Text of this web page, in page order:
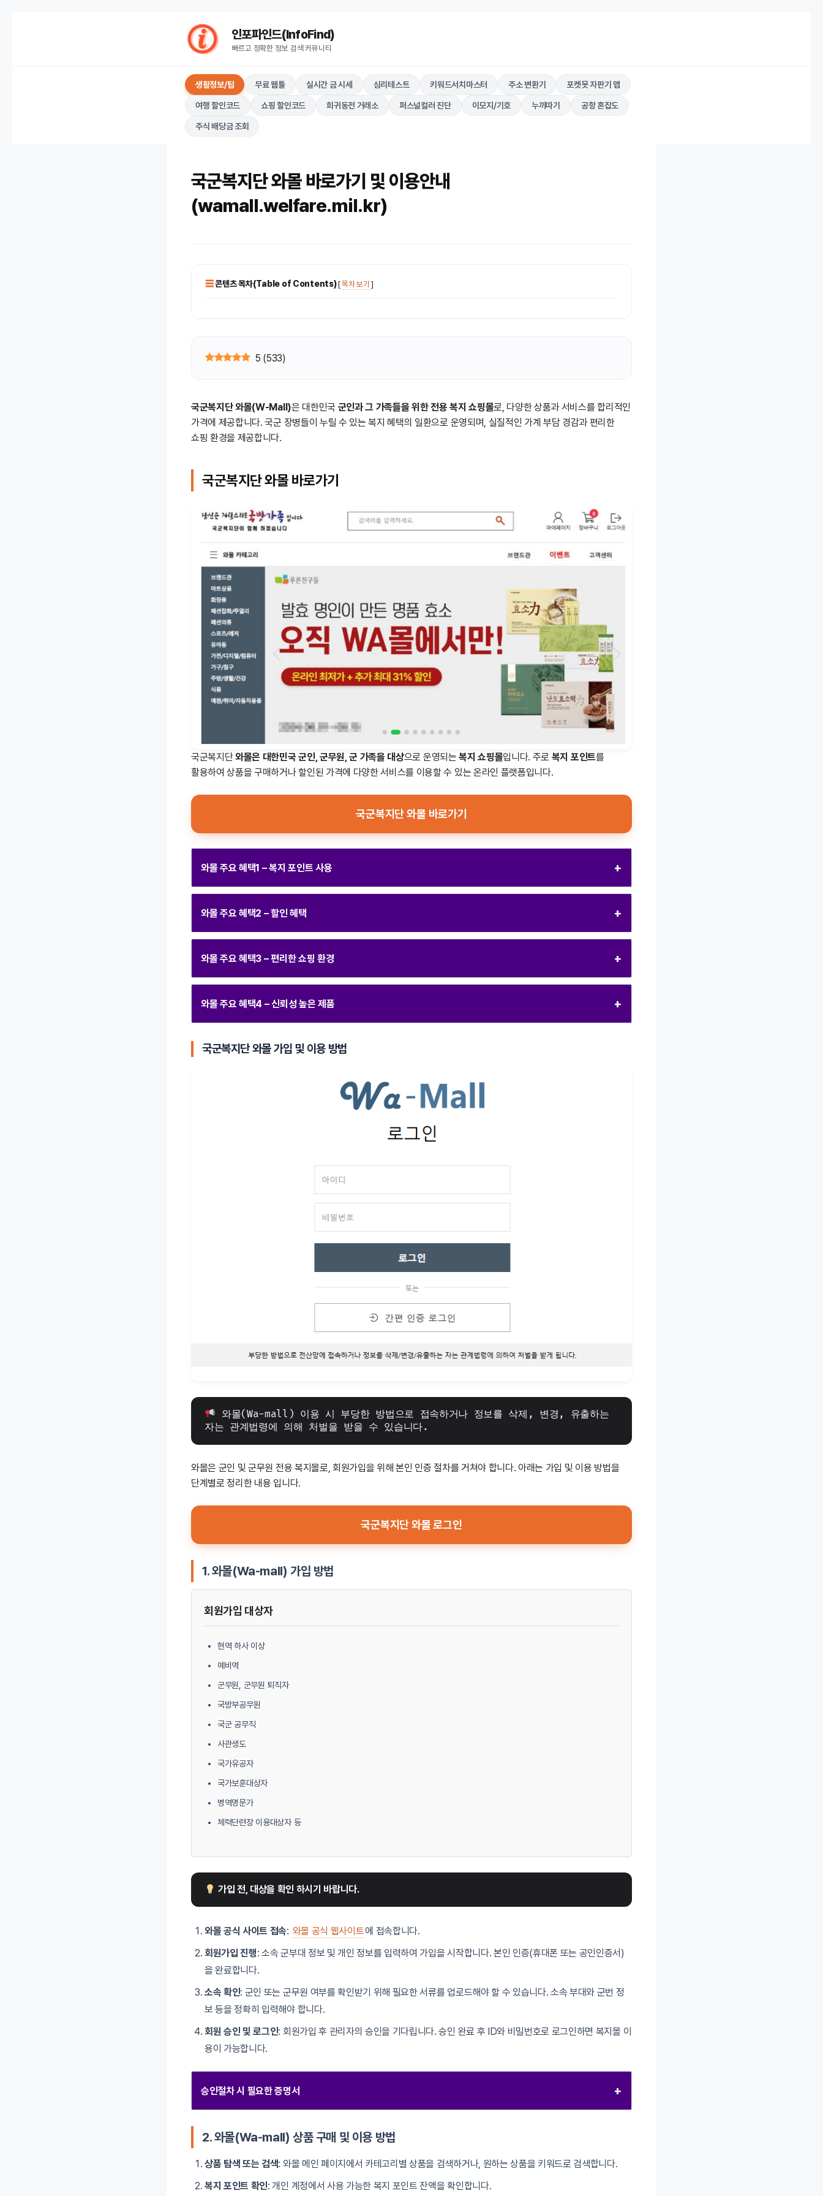
인포파인드(InfoFind)​​​​
빠르고 정확한 정보 검색 커뮤니티
생활정보/팁 무료 웹툴 실시간 금 시세 심리테스트 키워드서치마스터 주소 변환기 포켓못 자판기 맵
여행 할인코드 쇼핑 할인코드 희귀동전 거래소 퍼스널컬러 진단 이모지/기호 누끼따기 공항 혼잡도
주식 배당금 조회
국군복지단 와몰 바로가기 및 이용안내
(wamall.welfare.mil.kr)
콘텐츠 목차(Table of Contents)[목차 보기 ]
5 (533)
국군복지단 와몰(W-Mall)은 대한민국 군인과 그 가족들을 위한 전용 복지 쇼핑몰로, 다양한 상품과 서비스를 합리적인
가격에 제공합니다. 국군 장병들이 누릴 수 있는 복지 혜택의 일환으로 운영되며, 실질적인 가계 부담 경감과 편리한
쇼핑 환경을 제공합니다.
국군복지단 와몰 바로가기
국군복지단와몰은 대한민국 군인, 군무원, 군 가족을 대상으로 운영되는복지 쇼핑몰입니다. 주로 복지 포인트를
활용하여 상품을 구매하거나 할인된 가격에 다양한 서비스를 이용할 수 있는 온라인 플랫폼입니다.
국군복지단 와몰 바로가기
와몰 주요 혜택1 – 복지 포인트 사용 +
와몰 주요 혜택2 – 할인 혜택 +
와몰 주요 혜택3 – 편리한 쇼핑 환경 +
와몰 주요 혜택4 – 신뢰성 높은 제품 +
국군복지단 와몰 가입 및 이용 방법
와몰(Wa-mall) 이용 시 부당한 방법으로 접속하거나 정보를 삭제, 변경, 유출하는
자는 관계법령에 의해 처벌을 받을 수 있습니다.
와몰은 군인 및 군무원 전용 복지몰로, 회원가입을 위해 본인 인증 절차를 거쳐야 합니다. 아래는 가입 및 이용 방법을
단계별로 정리한 내용 입니다.
국군복지단 와몰 로그인
1. 와몰(Wa-mall) 가입 방법
회원가입 대상자
현역 하사 이상
예비역
군무원, 군무원 퇴직자
국방부공무원
국군 공무직
사관생도
국가유공자
국가보훈대상자
병역명문가
체력단련장 이용대상자 등
가입 전, 대상을 확인 하시기 바랍니다.
와몰 공식 사이트 접속: 와몰 공식 웹사이트에 접속합니다.
회원가입 진행: 소속 군부대 정보 및 개인 정보를 입력하여 가입을 시작합니다. 본인 인증(휴대폰 또는 공인인증서)
을 완료합니다.
소속 확인: 군인 또는 군무원 여부를 확인받기 위해 필요한 서류를 업로드해야 할 수 있습니다. 소속 부대와 군번 정
보 등을 정확히 입력해야 합니다.
회원 승인 및 로그인: 회원가입 후 관리자의 승인을 기다립니다. 승인 완료 후 ID와 비밀번호로 로그인하면 복지몰 이
용이 가능합니다.
승인절차 시 필요한 증명서 +
2. 와몰(Wa-mall) 상품 구매 및 이용 방법
상품 탐색 또는 검색: 와몰 메인 페이지에서 카테고리별 상품을 검색하거나, 원하는 상품을 키워드로 검색합니다.
복지 포인트 확인: 개인 계정에서 사용 가능한 복지 포인트 잔액을 확인합니다.